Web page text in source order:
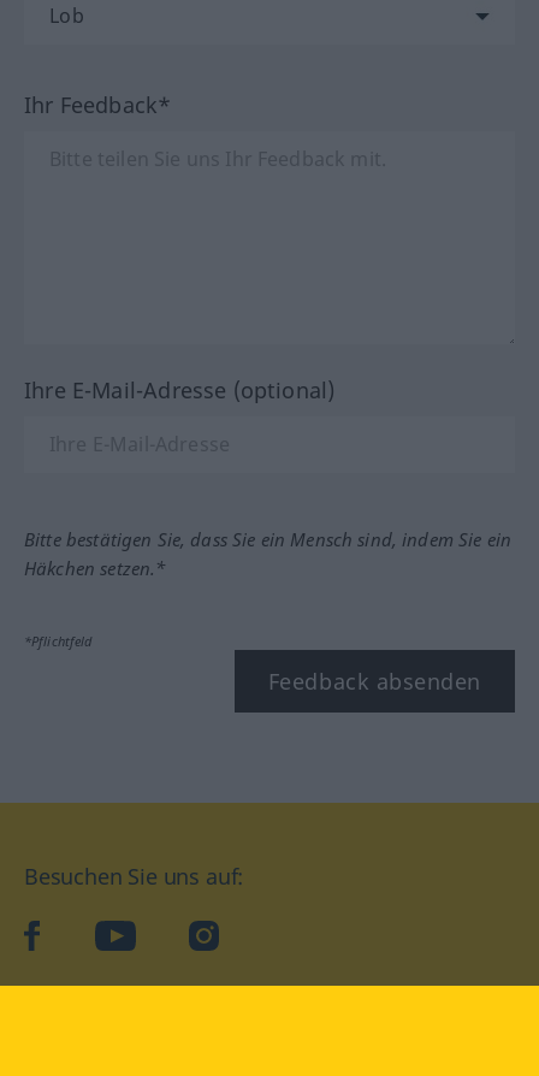
Ihr Feedback*
Ihre E-Mail-Adresse (optional)
Bitte bestätigen Sie, dass Sie ein Mensch sind, indem Sie ein
Häkchen setzen.*
*Pflichtfeld
Feedback absenden
Besuchen Sie uns auf:
facebookYouTube Instagram